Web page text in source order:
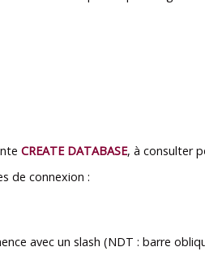
CREATE DATABASE, à consulter
de connexion :
avec un slash (NDT : barre